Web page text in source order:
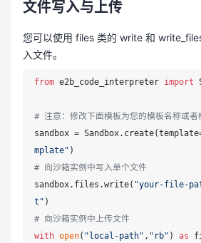
文件写入与上传
您可以使用 files 类的 write 和
入文件。
from e2b_code_interpreter import
# 注意：修改下面模板为您的模板名称或
sandbox =
mplate"
# 向沙箱实例中写入单个文件
sandbox.files.write( "your-file-
t"
# 向沙箱实例中上传文件
with open( "local-path" , "rb" ) as